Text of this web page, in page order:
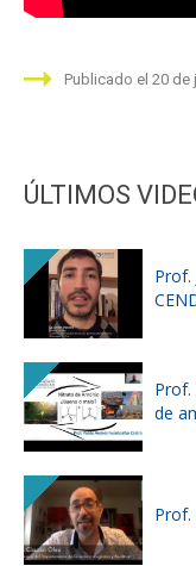
Publicado el 20 de
ÚLTIMOS
Prof.
de
Prof.